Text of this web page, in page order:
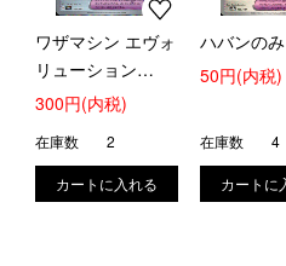
ワザマシン エヴォ
リューション
(160/187)(ミラー/
300円(内税)
在庫数 2
ハバンのみ
50円(内税)
在庫数 4